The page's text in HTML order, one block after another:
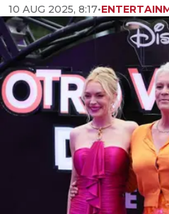
10 AUG 2025, 8:17•